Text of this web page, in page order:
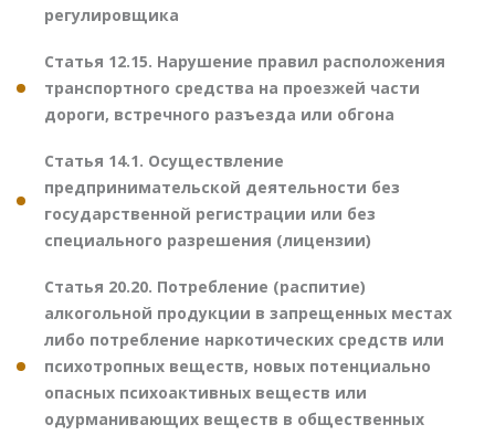
регулировщика
Статья 12.15. Нарушение правил расположения
транспортного средства на проезжей части
дороги, встречного разъезда или обгона
Статья 14.1. Осуществление
предпринимательской деятельности без
государственной регистрации или без
специального разрешения (лицензии)
Статья 20.20. Потребление (распитие)
алкогольной продукции в запрещенных местах
либо потребление наркотических средств или
психотропных веществ, новых потенциально
опасных психоактивных веществ или
одурманивающих веществ в общественных